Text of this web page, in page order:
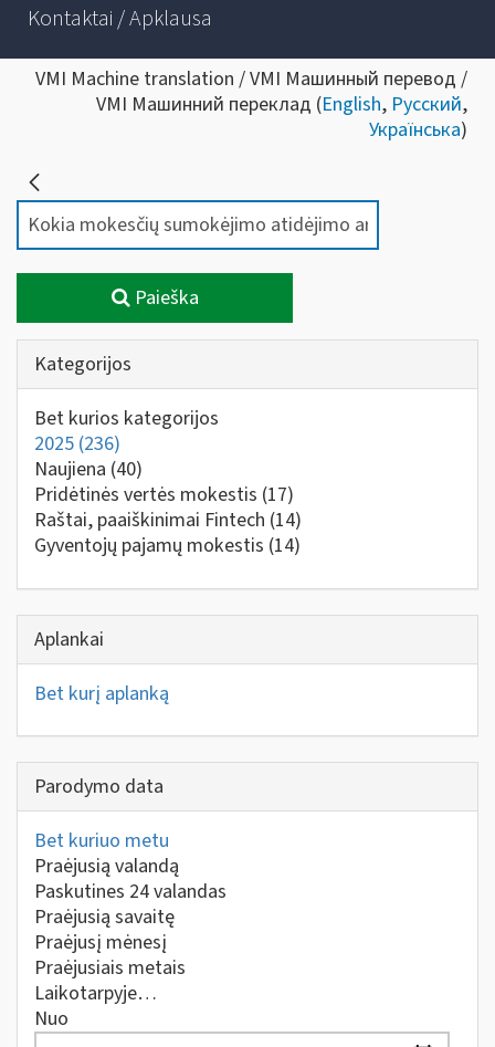
Kontaktai / Apklausa
VMI Machine translation / VMI Машинный перевод /
VMI Машинний переклад (English, Русский,
Українська)
Paieška
Kategorijos
Bet kurios kategorijos
2025 (236)
Naujiena (40)
Pridėtinės vertės mokestis (17)
Raštai, paaiškinimai Fintech (14)
Gyventojų pajamų mokestis (14)
Aplankai
Bet kurį aplanką
Parodymo data
Bet kuriuo metu
Praėjusią valandą
Paskutines 24 valandas
Praėjusią savaitę
Praėjusį mėnesį
Praėjusiais metais
Laikotarpyje…
Nuo